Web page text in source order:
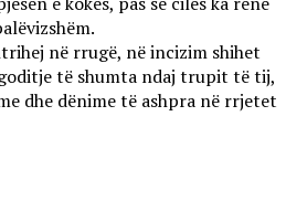
në rrugë, në incizim shihet
të shumta ndaj trupit të tij,
dhe dënime të ashpra në rrjetet